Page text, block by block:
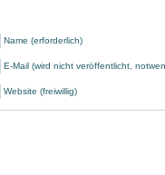
Name (erforderlich)
E-Mail (wird nicht veröffentlicht,
Website (freiwillig)